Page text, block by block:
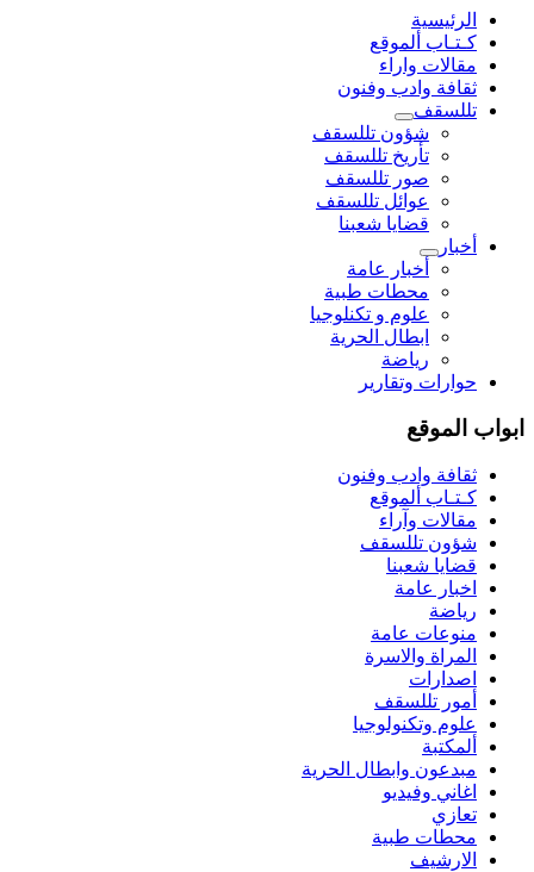
الرئيسية
كـتـاب ألموقع
مقالات واراء
ثقافة وادب وفنون
تللسقف
شؤون تللسقف
تأريخ تللسقف
صور تللسقف
عوائل تللسقف
قضايا شعبنا
أخبار
أخبار عامة
محطات طبية
علوم و تکنلوجیا
ابطال الحرية
رياضة
حوارات وتقارير
ابواب الموقع
ثقافة وادب وفنون
كـتـاب ألموقع
مقالات وآراء
شؤون تللسقف
قضايا شعبنا
اخبار عامة
رياضة
منوعات عامة
المراة والاسرة
اصدارات
أمور تللسقف
علوم وتكنولوجيا
ألمكتبة
مبدعون وابطال الحرية
اغاني وفيديو
تعازي
محطات طبية
الارشيف